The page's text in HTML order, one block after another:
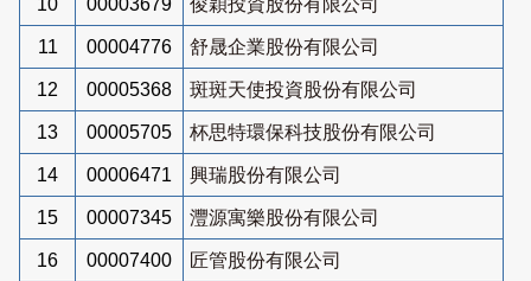
11 00004776 舒晟企業股份有限公司
12 00005368 斑斑天使投資股份有限公司
13 00005705 杯思特環保科技股份有限公司
14 00006471 興瑞股份有限公司
15 00007345 灃源寓樂股份有限公司
16 00007400 匠管股份有限公司